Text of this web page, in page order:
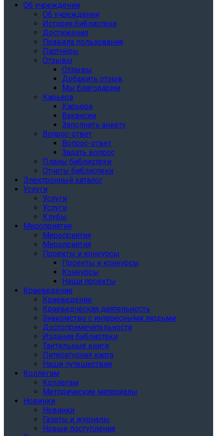
Об учреждении
Об учреждении
История библиотеки
Достижения
Правила пользования
Партнёры
Отзывы
Отзывы
Добавить отзыв
Мы благодарим
Карьера
Карьера
Вакансии
Заполнить анкету
Вопрос-ответ
Вопрос-ответ
Задать вопрос
Планы библиотеки
Отчеты библиотеки
Электронный каталог
Услуги
Услуги
Услуги
Клубы
Мероприятия
Мероприятия
Мероприятия
Проекты и конкурсы
Проекты и конкурсы
Конкурсы
Наши проекты
Краеведение
Краеведение
Краеведческая деятельность
Знакомство с интересными людьми
Достопримечательности
Издания библиотеки
Тактильные книги
Литературная карта
Наши путешествия
Коллегам
Коллегам
Методические материалы
Новинки
Новинки
Газеты и журналы
Новые поступления